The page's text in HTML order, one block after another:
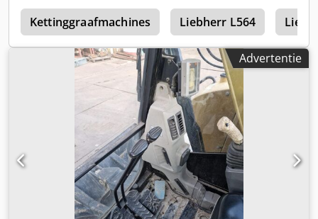
Kettinggraafmachines Liebherr L564
Advertentie